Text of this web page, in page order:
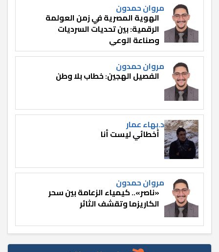
مروان حمدون
الهوية المصرية في زمن العولمة
الرقمية: بين تحديات السرديات
وصناعة الوعي
مروان حمدون
الفصيل الهجين: خطاب بلا وطن
د.بهاء عمار
أخطائي ليست أنا
مروان حمدون
«ناصر».. كيمياء الزعامة بين سحر
الكاريزما وتقشف الثائر